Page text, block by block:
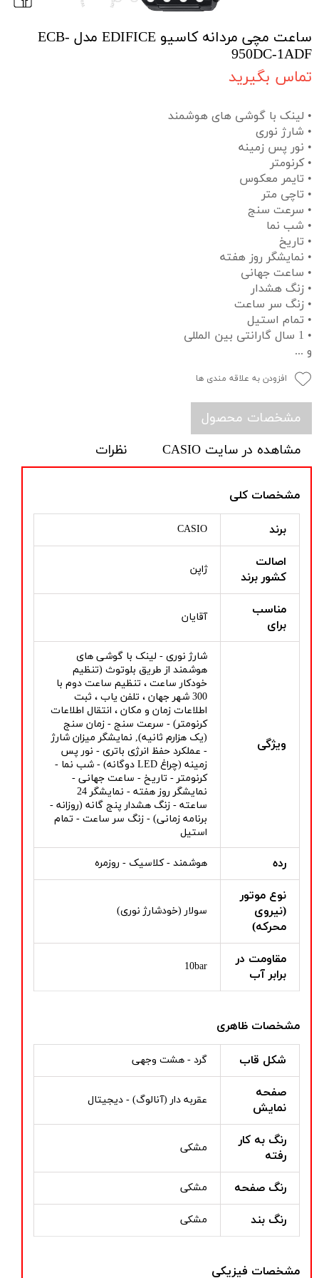
ساعت مچی مردانه کاسیو EDIFICE مدل ECB-
950DC-1ADF
تماس بگیرید
• لینک با گوشی های هوشمند
• شارژ نوری
• نور پس زمینه
• کرنومتر
• تایمر معکوس
• تاچی متر
• سرعت سنج
• شب نما
• تاریخ
• نمایشگر روز هفته
• ساعت جهانی
• زنگ هشدار
• زنگ سر ساعت
• تمام استیل
• 1 سال گارانتی بین المللی
و ...
افزودن به علاقه مندی ها
مشخصات محصول
مشاهده در سایت CASIO
نظرات
مشخصات کلی
برند CASIO
اصالت
کشور برند
ژاپن
مناسب
برای
آقایان
ویژگی
شارژ نوری - لینک با گوشی های
هوشمند از طریق بلوتوث (تنظیم
خودکار ساعت ، تنظیم ساعت دوم با
300 شهر جهان ، تلفن یاب ، ثبت
اطلاعات زمان و مکان ، انتقال اطلاعات
کرنومتر) - سرعت سنج - زمان سنج
(یک هزارم ثانیه), نمایشگر میزان شارژ
- عملکرد حفظ انرژی باتری - نور پس
زمینه (چراغ LED دوگانه) - شب نما -
کرنومتر - تاریخ - ساعت جهانی -
نمایشگر روز هفته - نمایشگر 24
ساعته - زنگ هشدار پنج گانه (روزانه -
برنامه زمانی) - زنگ سر ساعت - تمام
استیل
رده هوشمند - کلاسیک - روزمره
نوع موتور
(نیروی
محرکه)
سولار (خودشارژ نوری)
مقاومت در
برابر آب
10bar
مشخصات ظاهری
شکل قاب گرد - هشت وجهی
صفحه
نمایش
عقربه دار (آنالوگ) - دیجیتال
رنگ به کار
رفته
مشکی
رنگ صفحه مشکی
رنگ بند مشکی
مشخصات فیزیکی